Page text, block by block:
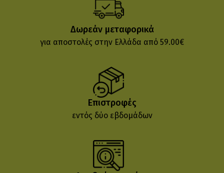
Δωρεάν μεταφορικά
για αποστολές στην Ελλάδα από 59.00€
Επιστροφές
εντός δύο εβδομάδων